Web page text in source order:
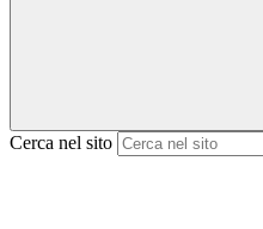
Cerca nel sito